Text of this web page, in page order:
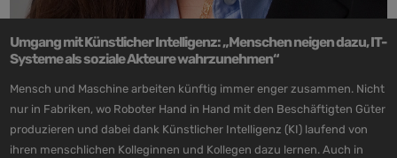
Umgang mit Künstlicher Intelligenz: „Menschen neigen dazu, IT-
Systeme als soziale Akteure wahrzunehmen“
Mensch und Maschine arbeiten künftig immer enger zusammen. Nicht
nur in Fabriken, wo Roboter Hand in Hand mit den Beschäftigten Güter
produzieren und dabei dank Künstlicher Intelligenz (KI) laufend von
ihren menschlichen Kolleginnen und Kollegen dazu lernen. Auch in